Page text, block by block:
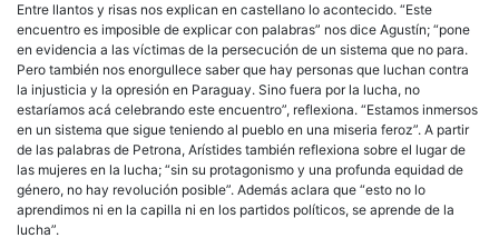
Entre llantos y risas nos explican en castellano lo acontecido. “Este
encuentro es imposible de explicar con palabras” nos dice Agustín; “pone
en evidencia a las víctimas de la persecución de un sistema que no para.
Pero también nos enorgullece saber que hay personas que luchan contra
la injusticia y la opresión en Paraguay. Sino fuera por la lucha, no
estaríamos acá celebrando este encuentro”, reflexiona. “Estamos inmersos
en un sistema que sigue teniendo al pueblo en una miseria feroz”. A partir
de las palabras de Petrona, Arístides también reflexiona sobre el lugar de
las mujeres en la lucha; “sin su protagonismo y una profunda equidad de
género, no hay revolución posible”. Además aclara que “esto no lo
aprendimos ni en la capilla ni en los partidos políticos, se aprende de la
lucha”.